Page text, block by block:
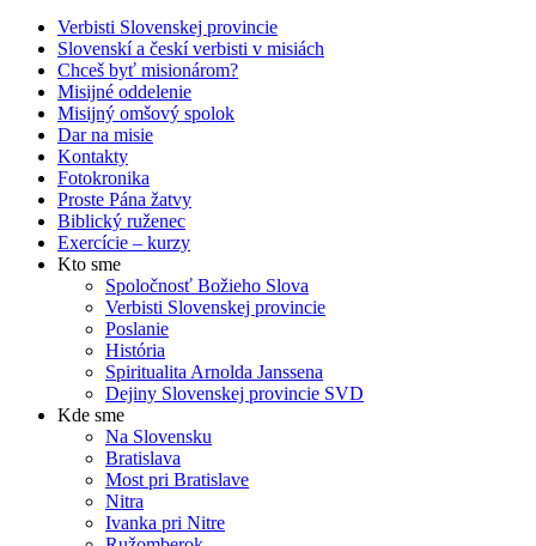
Verbisti Slovenskej provincie
Slovenskí a českí verbisti v misiách
Chceš byť misionárom?
Misijné oddelenie
Misijný omšový spolok
Dar na misie
Kontakty
Fotokronika
Proste Pána žatvy
Biblický ruženec
Exercície – kurzy
Kto sme
Spoločnosť Božieho Slova
Verbisti Slovenskej provincie
Poslanie
História
Spiritualita Arnolda Janssena
Dejiny Slovenskej provincie SVD
Kde sme
Na Slovensku
Bratislava
Most pri Bratislave
Nitra
Ivanka pri Nitre